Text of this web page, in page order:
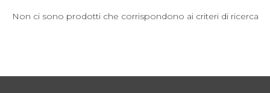
Non ci sono prodotti che corrispondono ai criteri di ricerca